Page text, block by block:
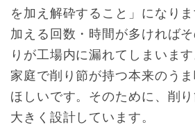
を加え解砕すること」になり
加える回数・時間が多ければ
りが工場内に漏れてしまいま
家庭で削り節が持つ本来のう
ほしいです。そのために、削
大きく設計しています。